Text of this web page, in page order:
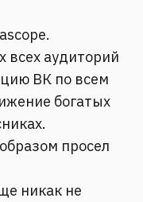
всех аудиторий
ВК по всем
богатых
просел
никак не